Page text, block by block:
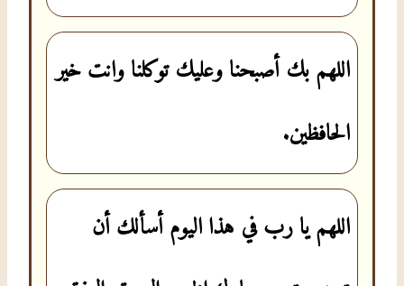
اللهم بك أصبحنا وعليك توكلنا وانت خير
الحافظين.
اللهم يا رب في هذا اليوم أسألك أن